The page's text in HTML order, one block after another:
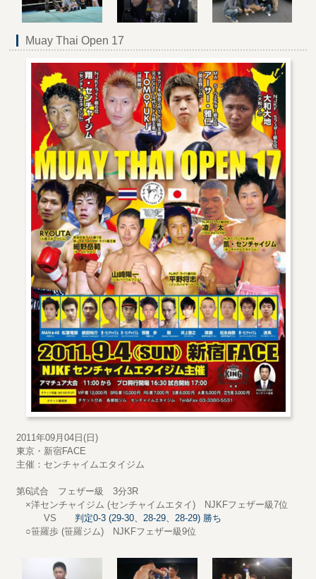
Muay Thai Open 17
2011年09月04日(日)
東京・新宿FACE
主催：センチャイムエタイジム
第6試合 フェザー級 3分3R
×洋センチャイジム (センチャイムエタイ) NJKFフェザー級7位
VS 判定0-3 (29-30、28-29、28-29) 勝ち
○笹羅歩 (笹羅ジム) NJKFフェザー級9位